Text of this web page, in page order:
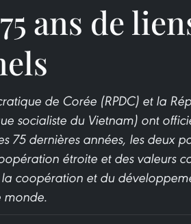
ans de
de Corée (RPDC) et la
socialiste du Vietnam) ont
75 dernières années, les deux
étroite et des valeurs
coopération et du
monde.